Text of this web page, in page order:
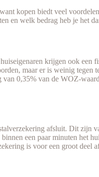
kopen biedt veel
en welk bedrag heb je het
krijgen ook
maar er is weinig
0,35% van de WOZ-
afsluit. Dit zijn
een paar minuten het
is voor een groot